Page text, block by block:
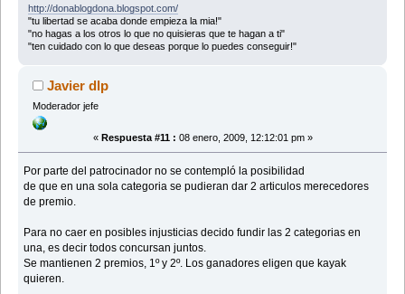
http://donablogdona.blogspot.com/
"tu libertad se acaba donde empieza la mia!"
"no hagas a los otros lo que no quisieras que te hagan a ti"
"ten cuidado con lo que deseas porque lo puedes conseguir!"
Javier dlp
Moderador jefe
« Respuesta #11 : 08 enero, 2009, 12:12:01 pm »
Por parte del patrocinador no se contempló la posibilidad
de que en una sola categoria se pudieran dar 2 articulos merecedores
de premio.
Para no caer en posibles injusticias decido fundir las 2 categorias en
una, es decir todos concursan juntos.
Se mantienen 2 premios, 1º y 2º. Los ganadores eligen que kayak
quieren.